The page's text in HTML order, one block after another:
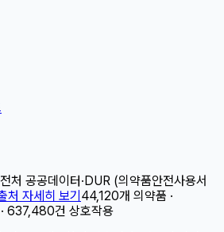
처 공공데이터 · DUR (의약품안전사용서
처 자세히 보기 44,120개 의약품 ·
637,480건 상호작용